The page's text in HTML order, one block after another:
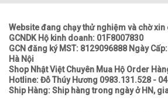
Website đang chạy thử nghiệm và chờ xin
GCNDK Hộ kinh doanh: 01F8007830
GCN đăng ký MST: 8129096888 Ngày
Hà Nội
Shop Nhật Việt Chuyên Mua Hộ Order
Hotline: Đỗ Thúy Hương 0983.131.528 -
Ship Hàng: Ship hàng trong ngày ở HN,